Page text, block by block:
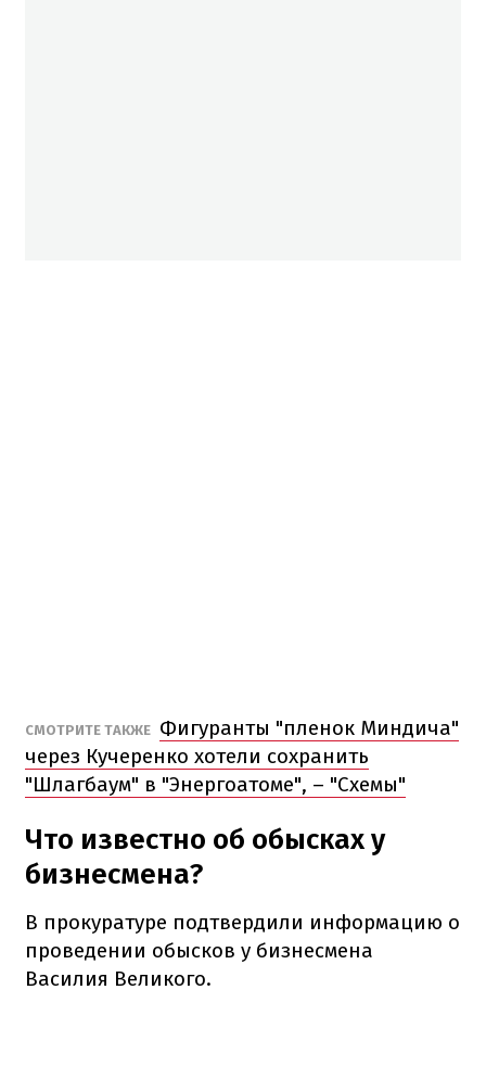
СМОТРИТЕ ТАКЖЕ Фигуранты "пленок Миндича"
через Кучеренко хотели сохранить
"Шлагбаум" в "Энергоатоме", – "Схемы"
Что известно об обысках у
бизнесмена?
В прокуратуре подтвердили информацию о
проведении обысков у бизнесмена
Василия Великого.